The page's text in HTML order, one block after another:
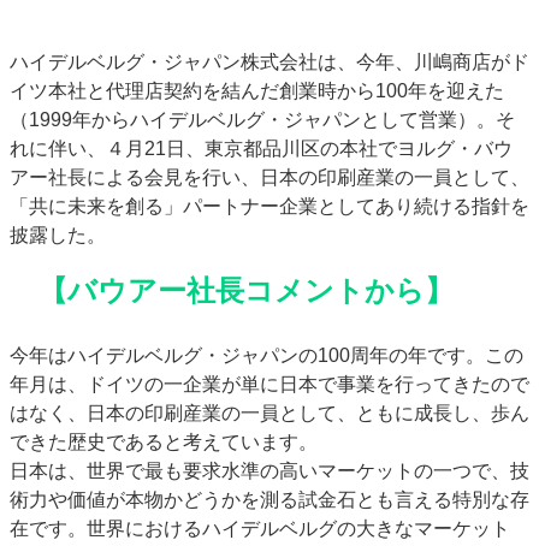
発刊案内
JFPI印刷用語集 印刷機材年鑑
運営
会社案内
購読・購入申し込み
サイトポリシー
お問い合わせ
ハイデルベルグ・ジャパン株式会社は、今年、川嶋商店がド
イツ本社と代理店契約を結んだ創業時から100年を迎えた
（1999年からハイデルベルグ・ジャパンとして営業）。そ
れに伴い、４月21日、東京都品川区の本社でヨルグ・バウ
アー社長による会見を行い、日本の印刷産業の一員として、
「共に未来を創る」パートナー企業としてあり続ける指針を
披露した。
【バウアー社長コメントから】
今年はハイデルベルグ・ジャパンの100周年の年です。この
年月は、ドイツの一企業が単に日本で事業を行ってきたので
はなく、日本の印刷産業の一員として、ともに成長し、歩ん
できた歴史であると考えています。
日本は、世界で最も要求水準の高いマーケットの一つで、技
術力や価値が本物かどうかを測る試金石とも言える特別な存
在です。世界におけるハイデルベルグの大きなマーケット